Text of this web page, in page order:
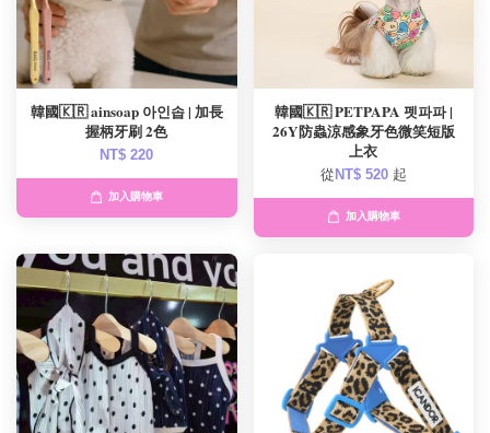
韓國🇰🇷 ainsoap 아인솝 | 加長
握柄牙刷 2色
NT$ 220
加入購物車
韓國🇰🇷 PETPAPA 펫파파 |
26Y防蟲涼感象牙色微笑短版
上衣
從 NT$ 520 起
加入購物車